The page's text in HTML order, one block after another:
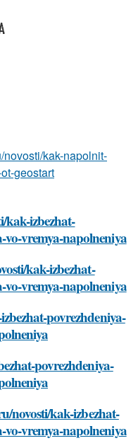
novosti/kak-napolnit-
geostart
kak-izbezhat-
vremya-napolneniya
kak-izbezhat-
vremya-napolneniya
povrezhdeniya-
povrezhdeniya-
novosti/kak-izbezhat-
vremya-napolneniya